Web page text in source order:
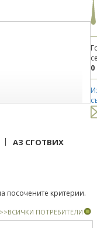
0
| АЗ СГОТВИХ
посочените критерии.
>>ВСИЧКИ ПОТРЕБИТЕЛИ